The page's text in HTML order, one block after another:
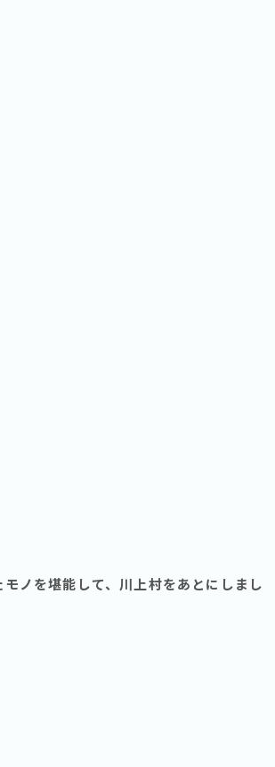
ノを堪能して、川上村をあとにしまし